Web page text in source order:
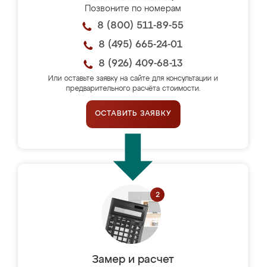
Позвоните по номерам
8 (800) 511-89-55
8 (495) 665-24-01
8 (926) 409-68-13
Или оставьте заявку на сайте для консультации и
предварительного расчёта стоимости.
ОСТАВИТЬ ЗАЯВКУ
Замер и расчет